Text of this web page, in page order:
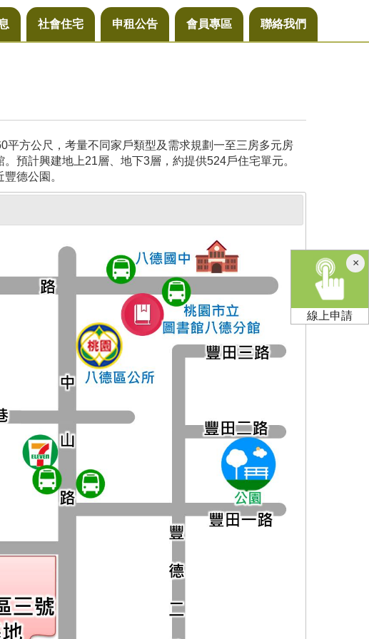
社會住宅 申租公告 會員專區 聯絡我們
方公尺，考量不同家戶類型及需求規劃一至三房多元房
預計興建地上21層、地下3層，約提供524戶住宅單元。
德公園。
×關
閉
線上申請